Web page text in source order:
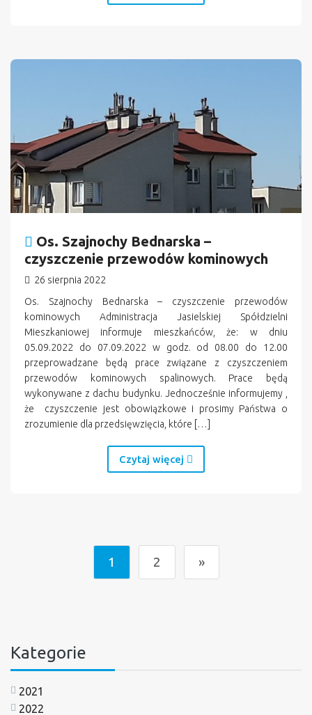
Os. Szajnochy Bednarska –
czyszczenie przewodów kominowych
26 sierpnia 2022
Os. Szajnochy Bednarska – czyszczenie przewodów
kominowych Administracja Jasielskiej Spółdzielni
Mieszkaniowej informuje mieszkańców, że: w dniu
05.09.2022 do 07.09.2022 w godz. od 08.00 do 12.00
przeprowadzane będą prace związane z czyszczeniem
przewodów kominowych spalinowych. Prace będą
wykonywane z dachu budynku. Jednocześnie informujemy ,
że czyszczenie jest obowiązkowe i prosimy Państwa o
zrozumienie dla przedsięwzięcia, które […]
Czytaj więcej
1 2 »
Kategorie
2021
2022